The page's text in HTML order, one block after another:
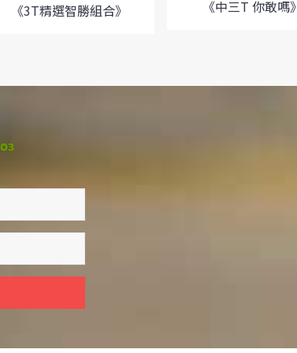
《3T精選智勝組合》 《中三T 你敢嗎》